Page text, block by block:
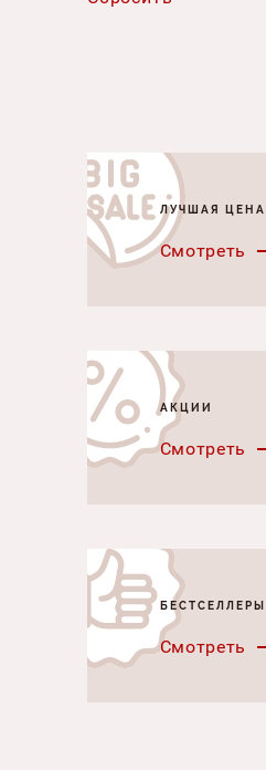
ЛУЧШАЯ ЦЕНА
Смотреть
АКЦИИ
Смотреть
БЕСТСЕЛЛЕРЫ
Смотреть